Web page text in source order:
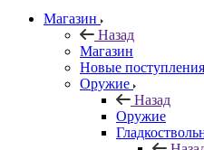
Магазин
Назад
Магазин
Новые поступления
Оружие
Назад
Оружие